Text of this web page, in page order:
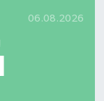
06.08.2026